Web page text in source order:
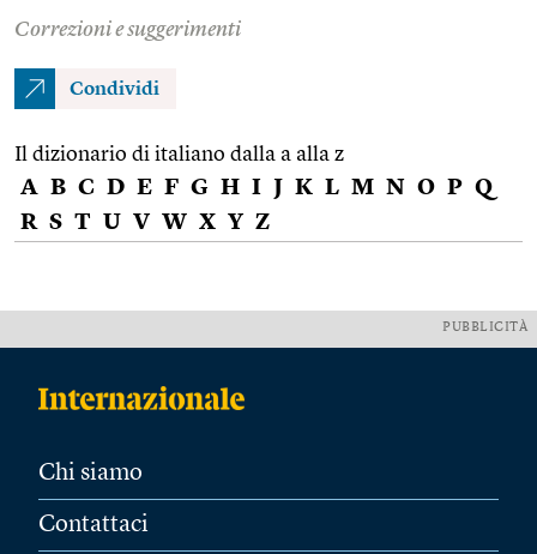
Correzioni e suggerimenti
Condividi
Il dizionario di italiano dalla a alla z
A B C D E F G H I J K L M N O P Q
R S T U V W X Y Z
PUBBLICITÀ
Chi siamo
Contattaci